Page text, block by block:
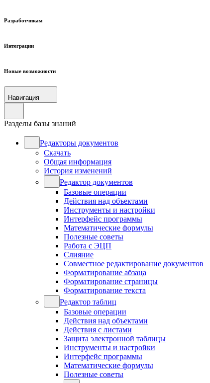
Разработчикам
Интеграции
Новые возможности
Навигация
Разделы базы знаний
Редакторы документов
Скачать
Общая информация
История изменений
Редактор документов
Базовые операции
Действия над объектами
Инструменты и настройки
Интерфейс программы
Математические формулы
Полезные советы
Работа с ЭЦП
Слияние
Совместное редактирование документов
Форматирование абзаца
Форматирование страницы
Форматирование текста
Редактор таблиц
Базовые операции
Действия над объектами
Действия с листами
Защита электронной таблицы
Инструменты и настройки
Интерфейс программы
Математические формулы
Полезные советы